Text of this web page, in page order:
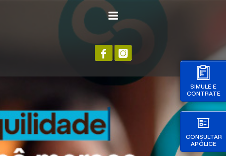
SIMULE E
CONTRATE
CONSULTAR
APÓLICE